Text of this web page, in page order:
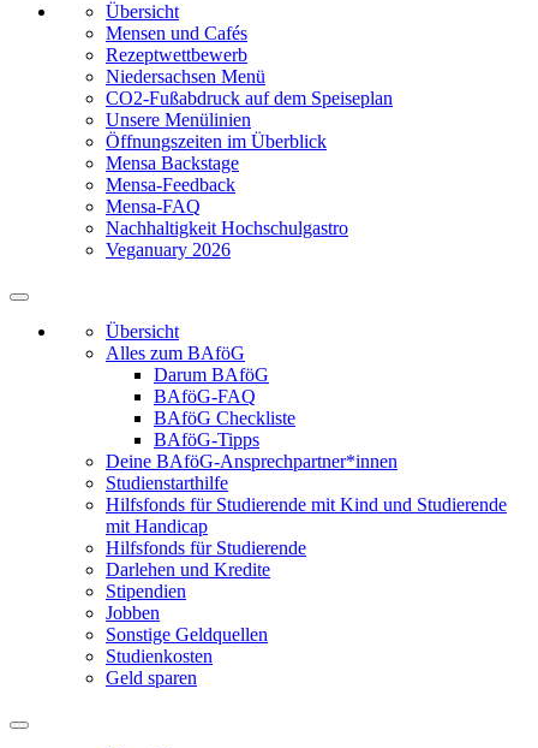
Übersicht
Mensen und Cafés
Rezeptwettbewerb
Niedersachsen Menü
CO2-Fußabdruck auf dem Speiseplan
Unsere Menülinien
Öffnungszeiten im Überblick
Mensa Backstage
Mensa-Feedback
Mensa-FAQ
Nachhaltigkeit Hochschulgastro
Veganuary 2026
Übersicht
Alles zum BAföG
Darum BAföG
BAföG-FAQ
BAföG Checkliste
BAföG-Tipps
Deine BAföG-Ansprechpartner*innen
Studienstarthilfe
Hilfsfonds für Studierende mit Kind und Studierende
mit Handicap
Hilfsfonds für Studierende
Darlehen und Kredite
Stipendien
Jobben
Sonstige Geldquellen
Studienkosten
Geld sparen